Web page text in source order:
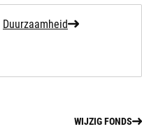
Duurzaamheid
WIJZIG FONDS